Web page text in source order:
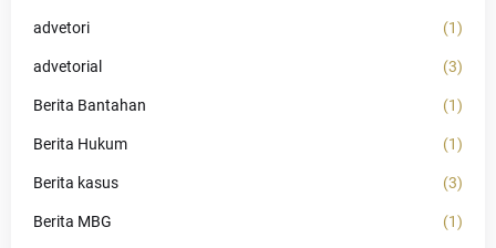
advetori (1)
advetorial (3)
Berita Bantahan (1)
Berita Hukum (1)
Berita kasus (3)
Berita MBG (1)